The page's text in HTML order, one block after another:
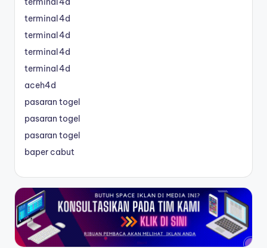
terminal4d
terminal4d
terminal4d
terminal4d
aceh4d
pasaran togel
pasaran togel
pasaran togel
baper cabut